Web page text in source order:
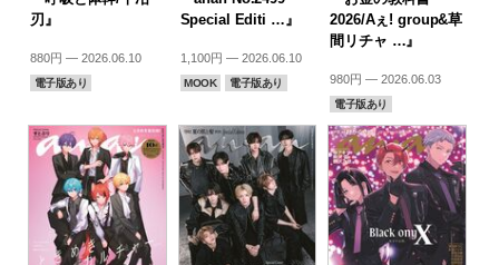
刃』
880円 — 2026.06.10
電子版あり
Special Editi …』
1,100円 — 2026.06.10
MOOK 電子版あり
2026/Aぇ! group&草
間リチャ …』
980円 — 2026.06.03
電子版あり